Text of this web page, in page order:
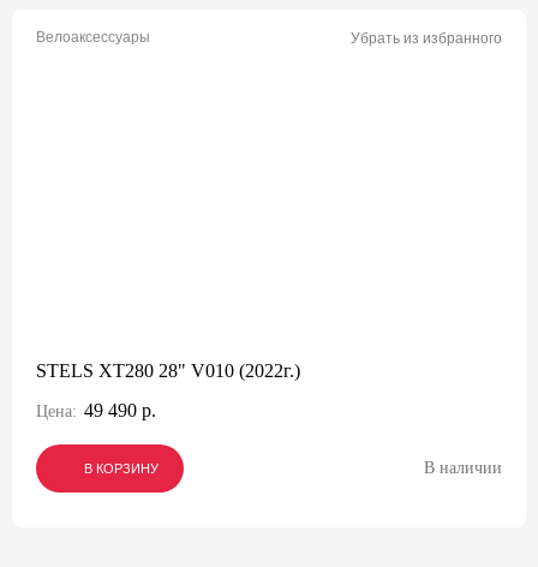
Велоаксессуары Убрать из избранного
STELS XT280 28" V010 (2022г.)
Цена: 49 490 р.
В КОРЗИНУ
В КОРЗИНУ
В КОРЗИНУ В наличии